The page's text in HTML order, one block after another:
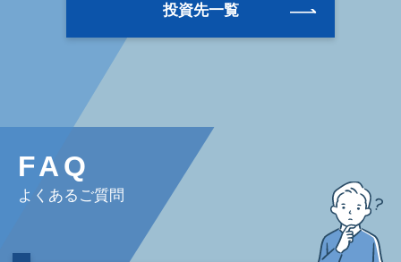
投資先一覧
FAQ
よくあるご質問